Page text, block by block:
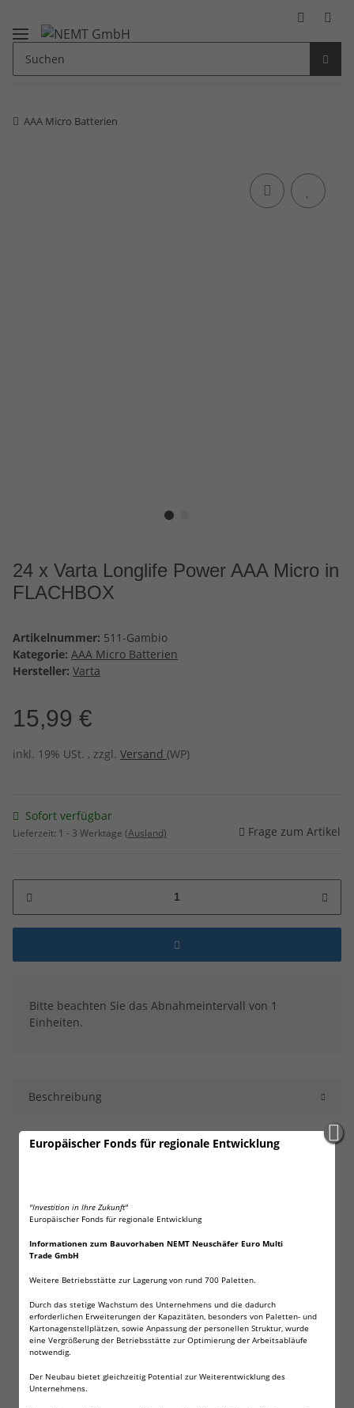
Europäischer Fonds für regionale Entwicklung
"Investition in Ihre Zukunft"
Europäischer Fonds für regionale Entwicklung
Informationen zum Bauvorhaben NEMT Neuschäfer Euro Multi
Trade GmbH
Weitere Betriebsstätte zur Lagerung von rund 700 Paletten.
Durch das stetige Wachstum des Unternehmens und die dadurch
erforderlichen Erweiterungen der Kapazitäten, besonders von Paletten- und
Kartonagenstellplätzen, sowie Anpassung der personellen Struktur, wurde
eine Vergrößerung der Betriebsstätte zur Optimierung der Arbeitsabläufe
notwendig.
Der Neubau bietet gleichzeitig Potential zur Weiterentwicklung des
Unternehmens.
AAA Micro Batterien
24 x Varta Longlife Power AAA Micro in
FLACHBOX
Artikelnummer: 511-Gambio
Kategorie: AAA Micro Batterien
Hersteller: Varta
15,99 €
inkl. 19% USt. , zzgl. Versand (WP)
Sofort verfügbar
Lieferzeit: 1 - 3 Werktage (Ausland) Frage zum Artikel
Bitte beachten Sie das Abnahmeintervall von 1
Einheiten.
Beschreibung
24x VARTA Longlife Power AAA Micro in
der High Energy Reihe.
Sie bietet optimale Leistung für Geräte mit hohem
Energieverbrauch.
Spielzeug, Computerzubehör oder Taschenlampen.
"Made in Germany"